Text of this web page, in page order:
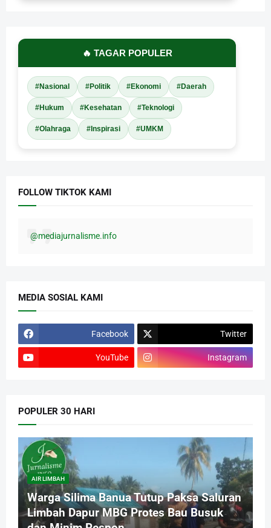
🔥 TAGAR POPULER
#Nasional #Politik #Ekonomi #Daerah
#Hukum #Kesehatan #Teknologi
#Olahraga #Inspirasi #UMKM
FOLLOW TIKTOK KAMI
@mediajurnalisme.info
MEDIA SOSIAL KAMI
Facebook Twitter
YouTube Instagram
POPULER 30 HARI
AIR LIMBAH
Warga Silima Banua Tutup Paksa Saluran
Limbah Dapur MBG Protes Bau Busuk